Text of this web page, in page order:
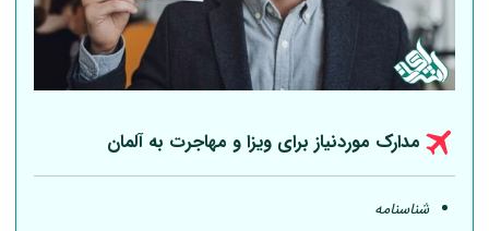
مدارک موردنیاز برای ویزا و مهاجرت بهآلمان
شناسنامه